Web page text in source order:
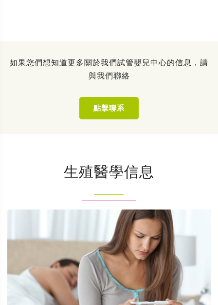
如果您們想知道更多關於我們試管嬰兒中心的信息，請
與我們聯絡
點擊聯系
生殖醫學信息